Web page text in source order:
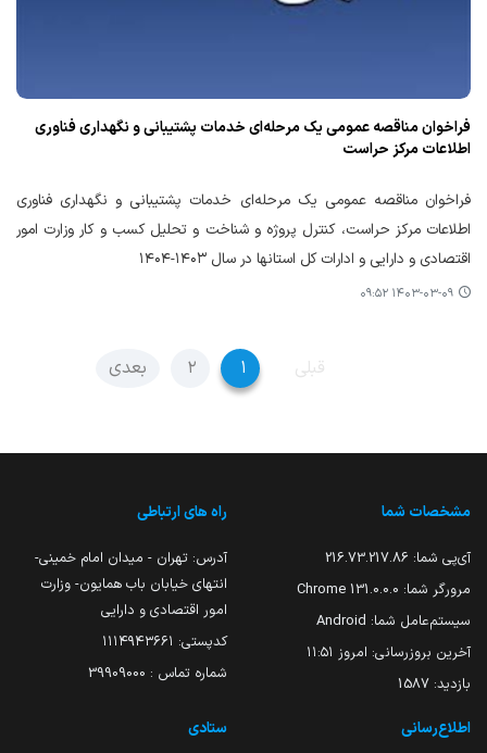
فراخوان مناقصه عمومی یک مرحله‌ای خدمات پشتیبانی و نگهداری فناوری
اطلاعات مرکز حراست
فراخوان مناقصه عمومی یک مرحله‌ای خدمات پشتیبانی و نگهداری فناوری
اطلاعات مرکز حراست، کنترل پروژه و شناخت و تحلیل کسب و کار وزارت امور
اقتصادی و دارایی و ادارات کل استانها در سال ۱۴۰۳-۱۴۰۴
۱۴۰۳-۰۳-۰۹ ۰۹:۵۲
قبلی ۱ ۲ بعدی
مشخصات شما
آی‌پی شما: 216.73.217.86
مرورگر شما: 131.0.0.0 Chrome
سیستم‌عامل شما: Android
آخرین بروزرسانی: امروز ۱۱:۵۱
بازدید: 1587
راه های ارتباطی
آدرس: تهران - میدان امام خمینی-
انتهای خیابان باب همایون- وزارت
امور اقتصادی و دارایی
کدپستی: ۱۱۱۴۹۴۳۶۶۱
شماره تماس : 39909000
اطلاع‌رسانی ستادی